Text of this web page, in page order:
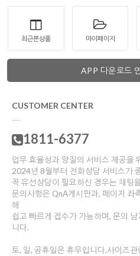
최근본상품 마이페이지
APP 다운로드
CUSTOMER CENTER
1811-6377
업무 효율성과 양질의 서비스 제공을
2024년 8월부터 전화상담 서비스가
꼭 유선상담이 필요하신 경우는 채팅
문의사항은 QnA게시판과, 페이지 좌
해
쉽고 빠르게 접수가 가능하며, 문의
니다.
토, 일, 공휴일은 휴무입니다.사이즈관